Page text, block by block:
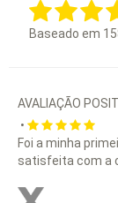
Baseado em
AVALIAÇÃO
•
Foi a minha
satisfeita com a